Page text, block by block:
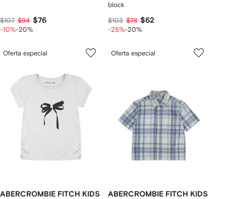
$107 $94 $76
-10%-20%
block
$103 $78 $62
-25%-20%
Oferta especial
ABERCROMBIE FITCH KIDS
Oferta especial
ABERCROMBIE FITCH KIDS